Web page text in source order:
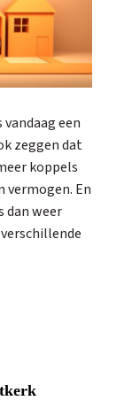
een
zeggen dat
koppels
vermogen. En
dan weer